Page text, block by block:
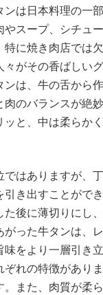
ンは日本料理の一
やスープ、シチュ
特に焼き肉店では
がその香ばしい
ンは、牛の舌から
肉のバランスが絶
ッと、中は柔らか
はありますが、
き出すことがで
た後に薄切りにし
がった牛タンは、
味をより一層引き
ぞれの特徴があり
。また、肉質が柔